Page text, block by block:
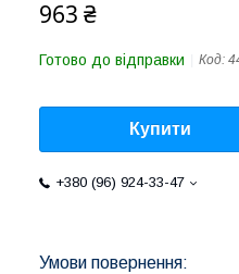
963 ₴
Готово до відправки Код:
Купити
+380 (96) 924-33-47